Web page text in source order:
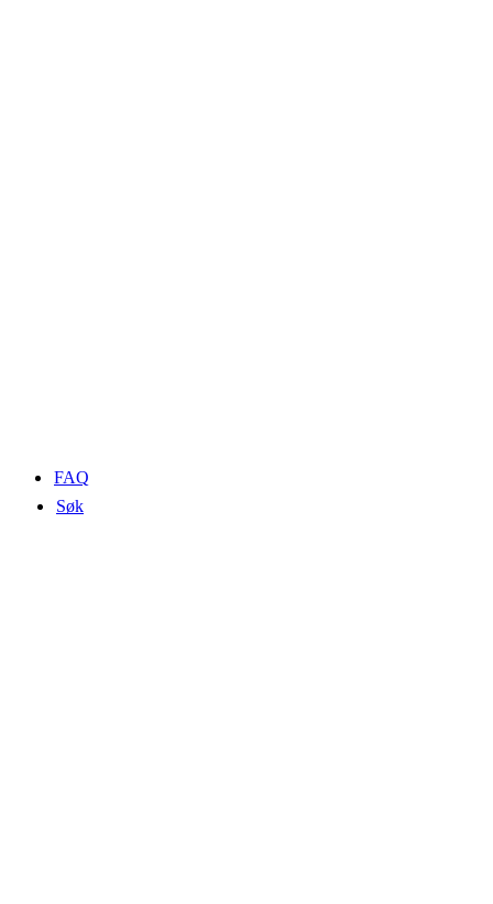
FAQ
Søk